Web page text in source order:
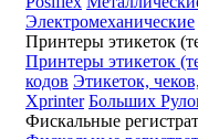
Электромеханические
Принтеры этикеток
Принтеры этикеток
кодов Этикеток,
Xprinter Больших
Фискальные